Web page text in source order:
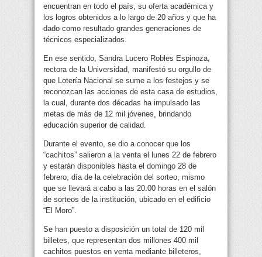
encuentran en todo el país, su oferta académica y
los logros obtenidos a lo largo de 20 años y que ha
dado como resultado grandes generaciones de
técnicos especializados.
En ese sentido, Sandra Lucero Robles Espinoza,
rectora de la Universidad, manifestó su orgullo de
que Lotería Nacional se sume a los festejos y se
reconozcan las acciones de esta casa de estudios,
la cual, durante dos décadas ha impulsado las
metas de más de 12 mil jóvenes, brindando
educación superior de calidad.
Durante el evento, se dio a conocer que los
“cachitos” salieron a la venta el lunes 22 de febrero
y estarán disponibles hasta el domingo 28 de
febrero, día de la celebración del sorteo, mismo
que se llevará a cabo a las 20:00 horas en el salón
de sorteos de la institución, ubicado en el edificio
“El Moro”.
Se han puesto a disposición un total de 120 mil
billetes, que representan dos millones 400 mil
cachitos puestos en venta mediante billeteros,